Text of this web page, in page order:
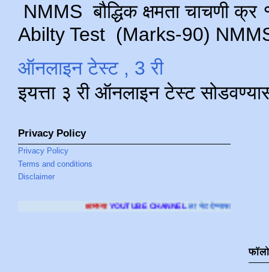
NMMS बौद्धिक क्षमता चाचणी
Abilty Test (Marks-90) NMMS
ऑनलाइन टेस्ट , 3 री
इयत्ता ३ री ऑनलाइन टेस्ट
Privacy Policy
Privacy Policy
Terms and conditions
Disclaimer
YOUTUBE CHANNELला भेट देण्यासाठी क्लिक करा.